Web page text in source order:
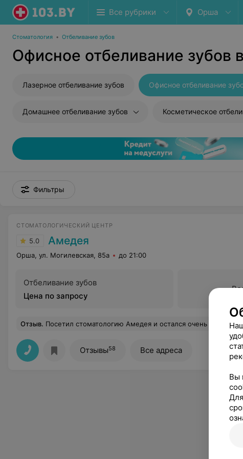
Все рубрики Орша
Стоматология • Отбеливание зубов
Офисное отбеливание зубов
Лазерное отбеливание зубов Офисное отбеливание
Домашнее отбеливание зубов
Фильтры
СТОМАТОЛОГИЧЕСКИЙ ЦЕНТР
5.0 Амедея
Орша, ул. Могилевская, 85а до 21:00
Отбеливание зубов
Цена по запросу
Отзыв. Посетил стоматологию Амедея и остался очень доволен. Теперь будем ходить сюда всей семьей. Отзывчивый и внимательный персонал, безболезненное лечение
Отзывы58 Все адреса
Вы